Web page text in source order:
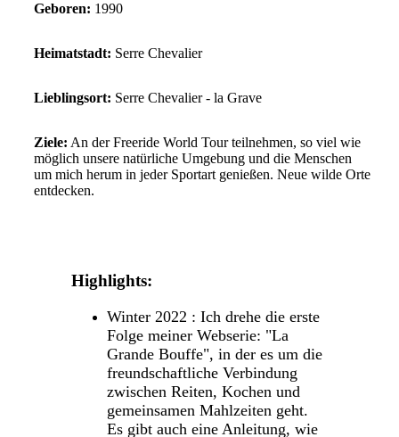
Geboren: 1990
Heimatstadt: Serre Chevalier
Lieblingsort: Serre Chevalier - la Grave
Ziele: An der Freeride World Tour teilnehmen, so viel wie
möglich unsere natürliche Umgebung und die Menschen
um mich herum in jeder Sportart genießen. Neue wilde Orte
entdecken.
Highlights:
Winter 2022 : Ich drehe die erste
Folge meiner Webserie: "La
Grande Bouffe", in der es um die
freundschaftliche Verbindung
zwischen Reiten, Kochen und
gemeinsamen Mahlzeiten geht.
Es gibt auch eine Anleitung, wie